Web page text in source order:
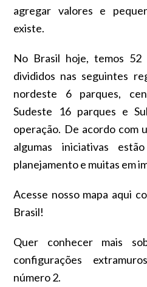
agregar valores e
existe.
No Brasil hoje, temos 52
divididos nas seguintes
nordeste 6 parques,
Sudeste 16 parques e
operação. De acordo com
algumas iniciativas
planejamento e muitas em
Acesse nosso mapa aqui
Brasil!
Quer conhecer mais
configurações
número 2.